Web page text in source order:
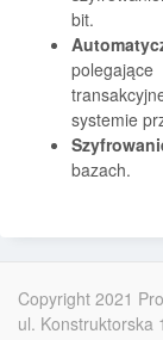
bit.
systemie
bazach.
Copyright 2021
ul. Konstruktorska